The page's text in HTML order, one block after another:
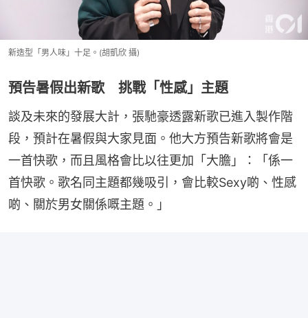
新造型「男人味」十足。(胡凱欣 攝)
預告暑假出新歌 挑戰「性感」主題
談及未來的發展大計，張馳豪透露新歌已進入製作階
段，預計在暑假與大家見面。他大方預告新歌將會是
一首快歌，而且風格會比以往更加「大膽」：「係一
首快歌。歌名同主題都幾吸引，會比較Sexy啲、性感
啲、關於男女關係嘅主題。」